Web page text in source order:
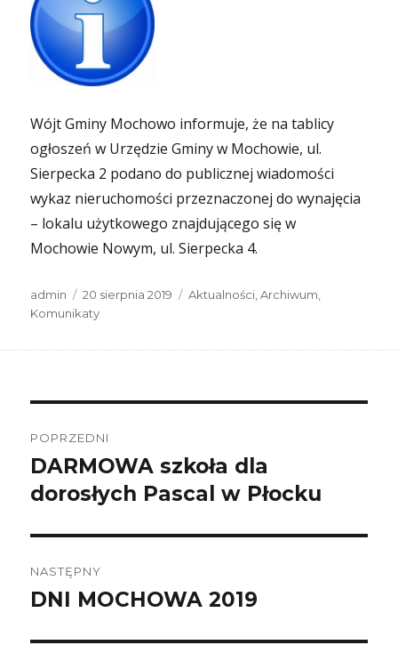
Wójt Gminy Mochowo informuje, że na tablicy
ogłoszeń w Urzędzie Gminy w Mochowie, ul.
Sierpecka 2 podano do publicznej wiadomości
wykaz nieruchomości przeznaczonej do wynajęcia
– lokalu użytkowego znajdującego się w
Mochowie Nowym, ul. Sierpecka 4.
Autor
admin
Data
publikacji
20 sierpnia 2019 Kategorie
Aktualności ,Archiwum
Komunikaty
wpisu
POPRZEDNI
Poprzedni
wpis:
DARMOWA szkoła dla
dorosłych Pascal w Płocku
NASTĘPNY
Następny
DNI MOCHOWA 2019